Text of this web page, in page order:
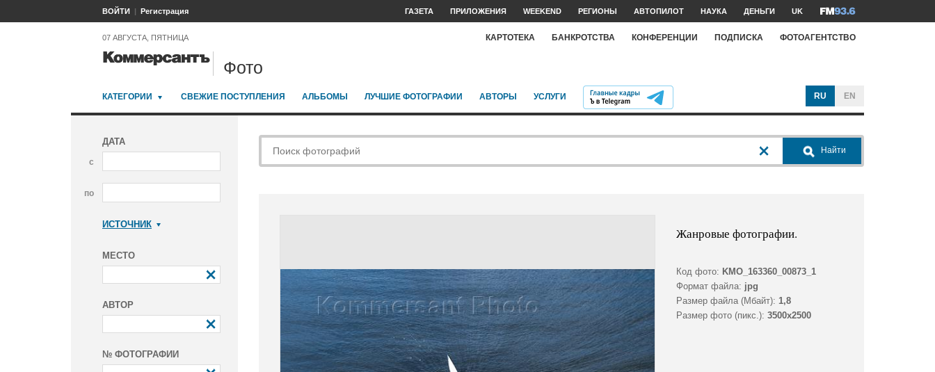
ВОЙТИ Регистрация ГАЗЕТА ПРИЛОЖЕНИЯ WEEKEND РЕГИОНЫ АВТОПИЛОТ НАУКА ДЕНЬГИ UK
07 АВГУСТА, ПЯТНИЦА КАРТОТЕКА БАНКРОТСТВА КОНФЕРЕНЦИИ ПОДПИСКА ФОТОАГЕНТСТВО
Фото
КАТЕГОРИИ СВЕЖИЕ ПОСТУПЛЕНИЯ АЛЬБОМЫ ЛУЧШИЕ ФОТОГРАФИИ АВТОРЫ УСЛУГИ RU EN
ДАТА
с
по
ИСТОЧНИК
МЕСТО
АВТОР
№ ФОТОГРАФИИ
Найти
Жанровые фотографии.
Код фото: KMO_163360_00873_1
Формат файла: jpg
Размер файла (Мбайт): 1,8
Размер фото (пикс.): 3500x2500